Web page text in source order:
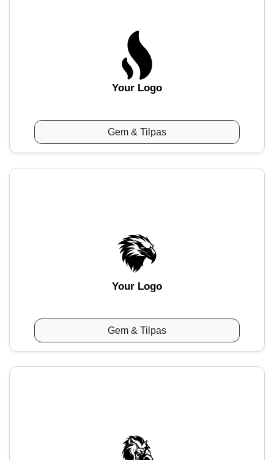
Your Logo
Gem & Tilpas
Your Logo
Gem & Tilpas